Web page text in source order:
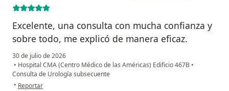
Excelente, una consulta con mucha confianza y
sobre todo, me explicó de manera eficaz.
30 de julio de 2026
• Hospital CMA (Centro Médico de las Américas) Edificio 467B •
Consulta de Urología subsecuente
• en opinión del usuario Mario Vicente Lara Sosa
Reportar